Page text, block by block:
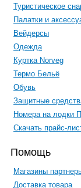
Туристическое
Палатки и
Вейдерсы
Одежда
Куртка Norveg
Термо Бельё
Обувь
Защитные
Номера на лодки
Скачать прайс-
Помощь
Магазины
Доставка товара